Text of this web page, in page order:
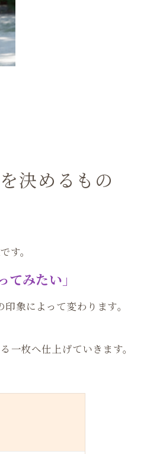
決めるもの
す。
みたい」
象によって変わります。
枚へ仕上げていきます。